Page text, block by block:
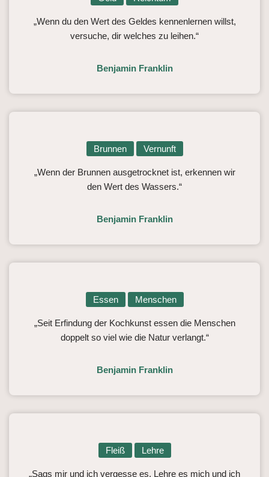
„Wenn du den Wert des Geldes kennenlernen willst,
versuche, dir welches zu leihen.“
Benjamin Franklin
Brunnen Vernunft
„Wenn der Brunnen ausgetrocknet ist, erkennen wir
den Wert des Wassers.“
Benjamin Franklin
Essen Menschen
„Seit Erfindung der Kochkunst essen die Menschen
doppelt so viel wie die Natur verlangt.“
Benjamin Franklin
Fleiß Lehre
„Sags mir und ich vergesse es. Lehre es mich und ich